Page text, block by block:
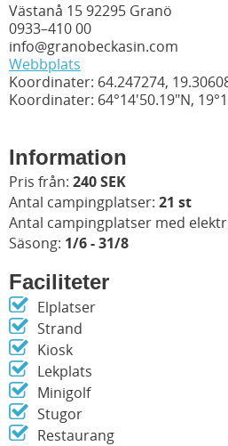
Västanå 15 92295 Granö
0933–410 00
info@granobeckasin.com
Webbplats
Koordinater: 64.247274,
Koordinater: 64°14'50.19"N,
Information
Pris från: 240 SEK
Antal campingplatser: 21 st
Antal campingplatser med
Säsong: 1/6 - 31/8
Faciliteter
Elplatser
Strand
Kiosk
Lekplats
Minigolf
Stugor
Restaurang